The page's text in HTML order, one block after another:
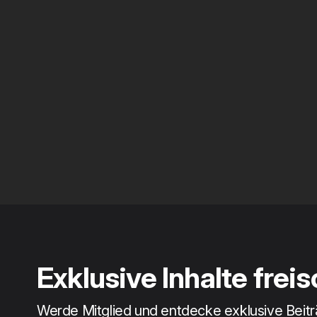
Exklusive Inhalte
Werde Mitglied und entdecke exklusive